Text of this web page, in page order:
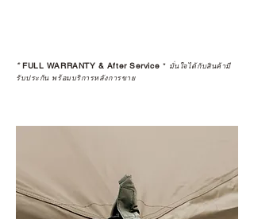
*FULL WARRANTY & After Service * มั่นใจได้กับสินค้ามี
รับประกัน พร้อมบริการหลังการขาย